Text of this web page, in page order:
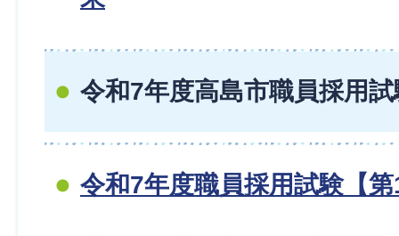
令和7年度高島市職員採用
令和7年度職員採用試験【